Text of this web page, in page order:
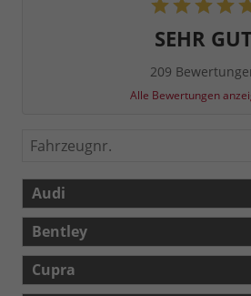
SEHR
209
Alle Bewertungen
Fahrzeugnr.
Audi
Bentley
Cupra